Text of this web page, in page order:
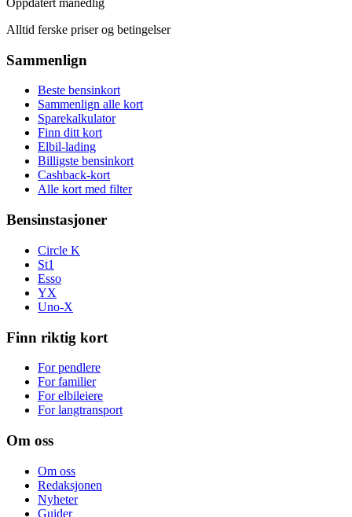
Oppdatert månedlig
Alltid ferske priser og betingelser
Sammenlign
Beste bensinkort
Sammenlign alle kort
Sparekalkulator
Finn ditt kort
Elbil-lading
Billigste bensinkort
Cashback-kort
Alle kort med filter
Bensinstasjoner
Circle K
St1
Esso
YX
Uno-X
Finn riktig kort
For pendlere
For familier
For elbileiere
For langtransport
Om oss
Om oss
Redaksjonen
Nyheter
Guider